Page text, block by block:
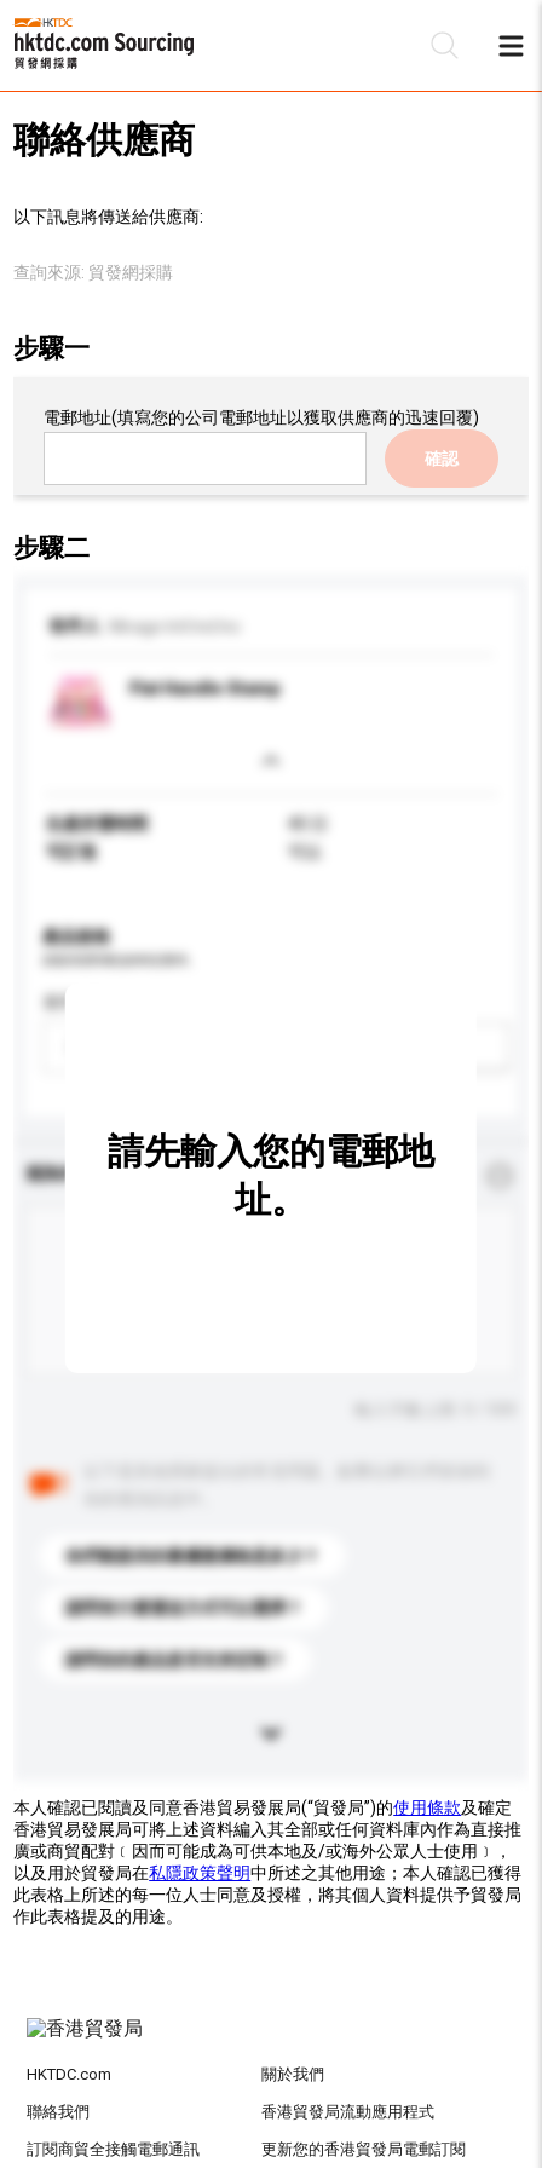
聯絡供應商
以下訊息將傳送給供應商:
查詢來源: 貿發網採購
步驟一
電郵地址(填寫您的公司電郵地址以獲取供應商的迅速回覆)
確認
步驟二
收件人
Flat Handle Stamp
生產所需時間
40 日
可訂造
可以
產品規格
查詢內容 * 必須填寫
你們能提供的最優惠價格是多少？
請問有什麼運送方式可以選擇？
請問你的產品是否支持定制？
請先輸入您的電郵地
址。
本人確認已閱讀及同意香港貿易發展局(“貿發局”)的使用條款及確定
香港貿易發展局可將上述資料編入其全部或任何資料庫內作為直接推
廣或商貿配對﹝因而可能成為可供本地及/或海外公眾人士使用﹞，
以及用於貿發局在私隱政策聲明中所述之其他用途；本人確認已獲得
此表格上所述的每一位人士同意及授權，將其個人資料提供予貿發局
作此表格提及的用途。
HKTDC.com 關於我們
聯絡我們 香港貿發局流動應用程式
訂閱商貿全接觸電郵通訊 更新您的香港貿發局電郵訂閱